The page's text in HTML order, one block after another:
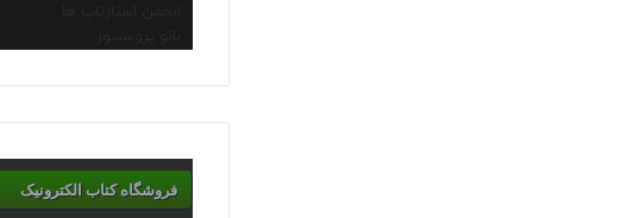
انجمن استارتاپ ها
نانو پروسسور
فروشگاه کتاب الکترونیک